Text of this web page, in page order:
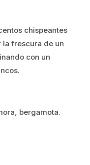
chispeantes
la frescura de un
con un
bergamota.